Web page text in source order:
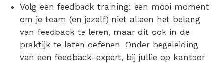
Volg een feedback training: een mooi moment
om je team (en jezelf) niet alleen het belang
van feedback te leren, maar dit ook in de
praktijk te laten oefenen. Onder begeleiding
van een feedback-expert, bij jullie op kantoor